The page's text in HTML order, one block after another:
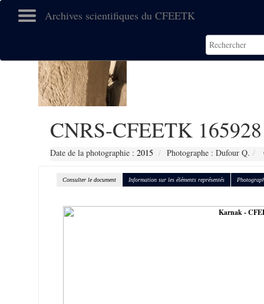
Archives scientifiques du CFEETK
CNRS-CFEETK 165928
Date de la photographie : 2015 Photographe : Dufour Q.
Consulter le document Information sur les éléments représentés